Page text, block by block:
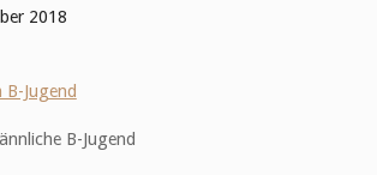
2018
B-Jugend
B-Jugend